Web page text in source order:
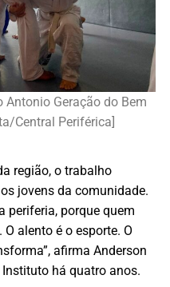
Geração do Bem
Central Periférica]
região, o trabalho
jovens da comunidade.
periferia, porque quem
alento é o esporte. O
afirma Anderson
há quatro anos.